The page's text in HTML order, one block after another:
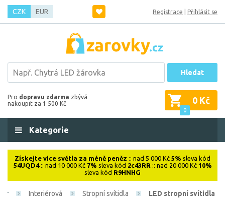
CZK EUR Registrace Přihlásit se
Hledat
Pro dopravu zdarma zbývá
nakoupit za 1 500 Kč
0
0 Kč
Kategorie
Získejte více světla za méně peněz :: nad 5 000 Kč 5% sleva kód
54UQD4:: nad 10 000 Kč 7% sleva kód 2c43RR :: nad 20 000 Kč 10%
sleva kód R9HNHG
Interiérová Stropní svítidla LED stropní svítidla